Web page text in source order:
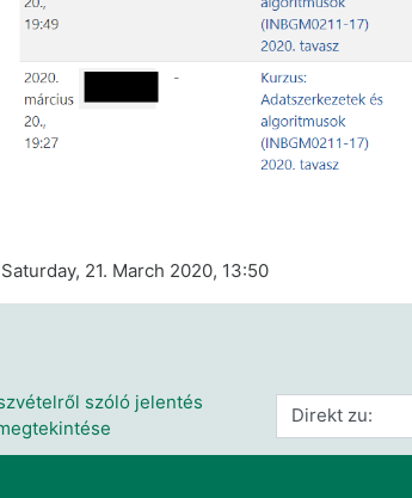
21. March 2020, 13:50
szóló jelentés
Direkt zu: